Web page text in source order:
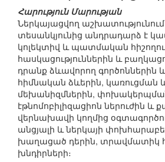
Հարություն Մարության
Ներկայացվող
տեսանկյունից անդրադարձ է
կոլեկտիվ և պատմական
հասկացություններին և
դրանք ձևավորող գործոններին
հիմնական ձևերին,
մեխանիզմներին,
էթնոմոբիլիզացիոն ներուժին
վերնախավի կողմից
անցյալի և ներկայի
խաղացած դերին, տրավմատիկ
խնդիրների։